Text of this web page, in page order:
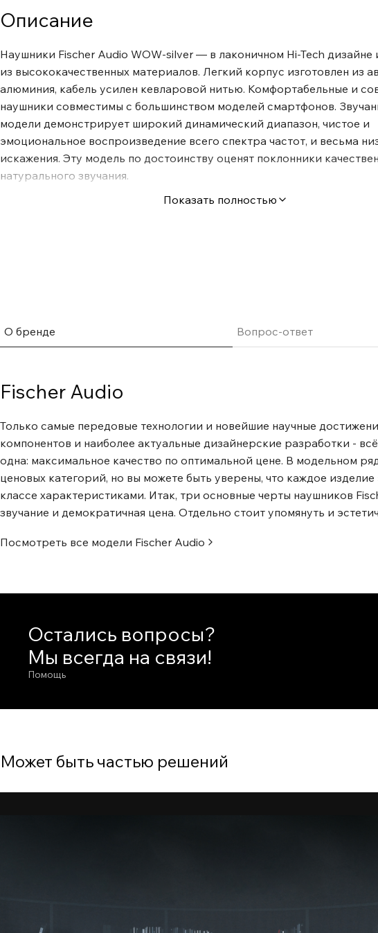
Описание
Наушники Fischer Audio WOW-silver — в лаконичном Hi-Tech дизайне
из высококачественных материалов. Легкий корпус изготовлен из
алюминия, кабель усилен кевларовой нитью. Комфортабельные и
наушники совместимы с большинством моделей смартфонов.
модели демонстрирует широкий динамический диапазон, чистое и
эмоциональное воспроизведение всего спектра частот, и весьма
искажения. Эту модель по достоинству оценят поклонники
натурального звучания.
Показать полностью
О бренде Вопрос-ответ
Fischer Audio
Только самые передовые технологии и новейшие научные
компонентов и наиболее актуальные дизайнерские разработки -
одна: максимальное качество по оптимальной цене. В модельном
ценовых категорий, но вы можете быть уверены, что каждое
классе характеристиками. Итак, три основные черты наушников
звучание и демократичная цена. Отдельно стоит упомянуть и
Посмотреть все модели Fischer Audio
Остались вопросы?
Мы всегда на связи!
Помощь
Может быть частью решений